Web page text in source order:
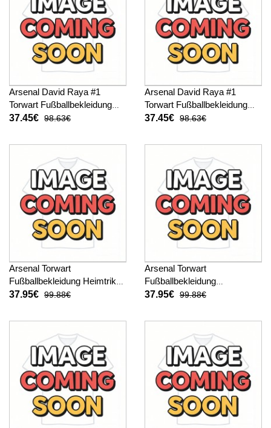
Arsenal David Raya #1
Torwart Fußballbekleidung
Auswärtstrikot Kinder 2025-
37.45€ 98.63€
Arsenal David Raya #1
Torwart Fußballbekleidung
3rd trikot Kinder 2025-26
37.45€ 98.63€
Arsenal Torwart
Fußballbekleidung Heimtrikot
2025-26 Kurzarm
37.95€ 99.88€
Arsenal Torwart
Fußballbekleidung
Auswärtstrikot 2025-26
37.95€ 99.88€